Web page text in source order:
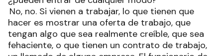
No, no. Si vienen a trabajar, lo que tienen que
hacer es mostrar una oferta de trabajo, que
tengan algo que sea realmente creíble, que sea
fehaciente, o que tienen un contrato de trabajo,